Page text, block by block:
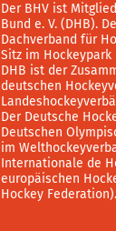
Der BHV ist
Bund e. V. (DHB).
Dachverband für
Sitz im Hockeypark
DHB ist der
deutschen
Der Deutsche
Deutschen
im
Internationale de
europäischen
Hockey Federation).